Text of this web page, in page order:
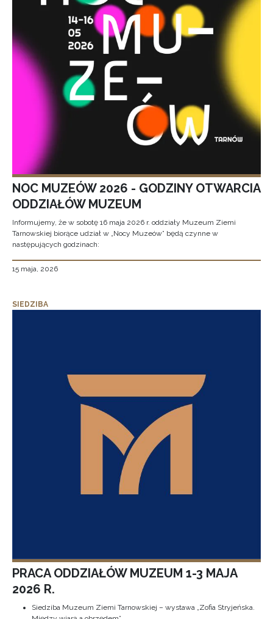
NOC MUZEÓW 2026 - GODZINY OTWARCIA
ODDZIAŁÓW MUZEUM
Informujemy, że w sobotę 16 maja 2026 r. oddziały Muzeum Ziemi
Tarnowskiej biorące udział w „Nocy Muzeów” będą czynne w
następujących godzinach:
15 maja, 2026
SIEDZIBA
PRACA ODDZIAŁÓW MUZEUM 1-3 MAJA
2026 R.
Siedziba Muzeum Ziemi Tarnowskiej – wystawa „Zofia Stryjeńska.